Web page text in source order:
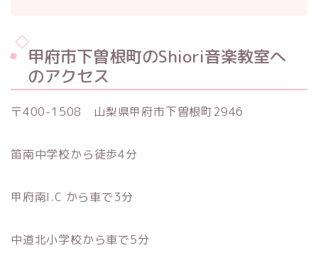
甲府市下曽根町のShiori音楽教室へ
のアクセス
〒400-1508 山梨県甲府市下曽根町2946
笛南中学校から徒歩4分
甲府南I.C から車で3分
中道北小学校から車で5分